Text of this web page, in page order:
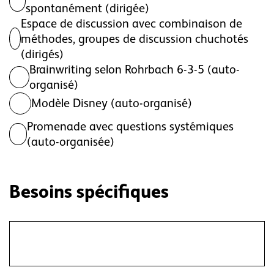
spontanément (dirigée)
Espace de discussion avec combinaison de
méthodes, groupes de discussion chuchotés
(dirigés)
Brainwriting selon Rohrbach 6-3-5 (auto-
organisé)
Modèle Disney (auto-organisé)
Promenade avec questions systémiques
(auto-organisée)
Besoins spécifiques